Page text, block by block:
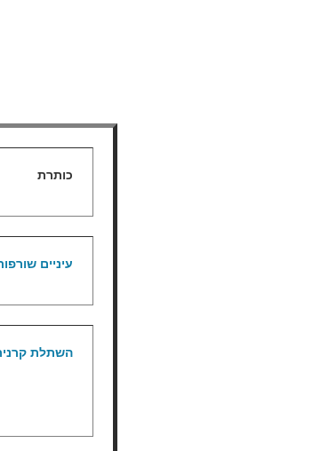
כותרת
עיניים
השתלת